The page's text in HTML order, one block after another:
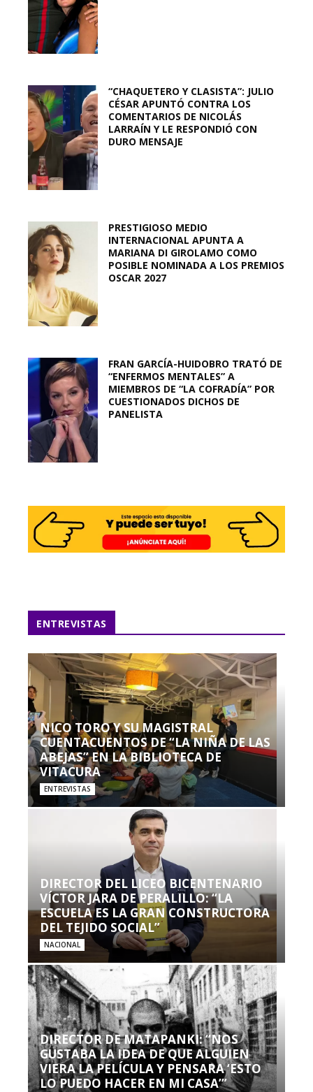
“CHAQUETERO Y CLASISTA”: JULIO
CÉSAR APUNTÓ CONTRA LOS
COMENTARIOS DE NICOLÁS
LARRAÍN Y LE RESPONDIÓ CON
DURO MENSAJE
PRESTIGIOSO MEDIO
INTERNACIONAL APUNTA A
MARIANA DI GIROLAMO COMO
POSIBLE NOMINADA A LOS PREMIOS
OSCAR 2027
FRAN GARCÍA-HUIDOBRO TRATÓ DE
“ENFERMOS MENTALES” A
MIEMBROS DE “LA COFRADÍA” POR
CUESTIONADOS DICHOS DE
PANELISTA
ENTREVISTAS
NICO TORO Y SU MAGISTRAL
CUENTACUENTOS DE “LA NIÑA DE LAS
ABEJAS” EN LA BIBLIOTECA DE
VITACURA
ENTREVISTAS
DIRECTOR DEL LICEO BICENTENARIO
VÍCTOR JARA DE PERALILLO: “LA
ESCUELA ES LA GRAN CONSTRUCTORA
DEL TEJIDO SOCIAL”
NACIONAL
DIRECTOR DE MATAPANKI: “NOS
GUSTABA LA IDEA DE QUE ALGUIEN
VIERA LA PELÍCULA Y PENSARA ‘ESTO
LO PUEDO HACER EN MI CASA’”